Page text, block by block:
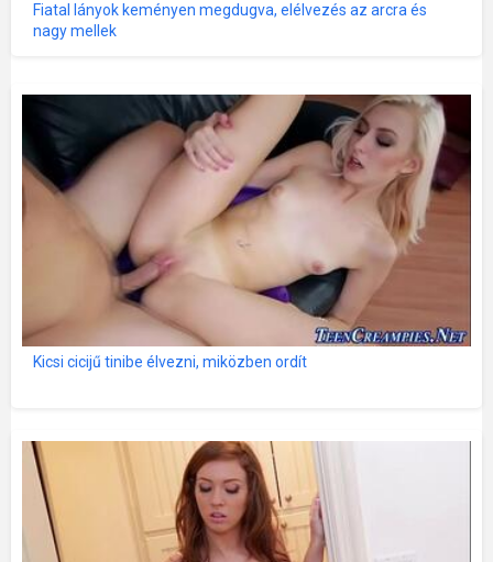
Fiatal lányok keményen megdugva, elélvezés az arcra és
nagy mellek
Kicsi cicijű tinibe élvezni, miközben ordít